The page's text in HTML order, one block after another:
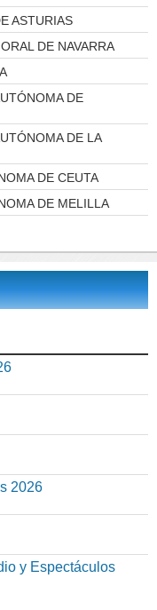
ASTURIAS
DE NAVARRA
DE
DE LA
DE CEUTA
DE MELILLA
2026
y Espectáculos